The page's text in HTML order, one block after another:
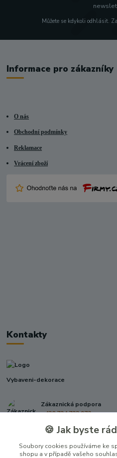
Můžete se kdykoli odhlásit.
Informace pro zákazníky
O nás
Obchodní podmínky
Reklamace
Vrácení zboží
Kontakty
Vybaveni-dekorace
Zákaznická podpora
+420 724 722 973
info@vybaveni-dekorace.cz
🍪 Jak byste
Soubory cookies používáme ke
shopu a v případě vašeho